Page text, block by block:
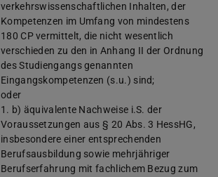
verkehrswissenschaftlichen Inhalten, der
Kompetenzen im Umfang von mindestens
180 CP vermittelt, die nicht wesentlich
verschieden zu den in Anhang II der Ordnung
des Studiengangs genannten
Eingangskompetenzen (s.u.) sind;
oder
1. b) äquivalente Nachweise i.S. der
Voraussetzungen aus § 20 Abs. 3 HessHG,
insbesondere einer entsprechenden
Berufsausbildung sowie mehrjähriger
Berufserfahrung mit fachlichem Bezug zum